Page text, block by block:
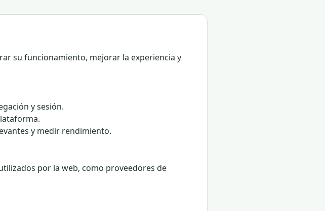
su funcionamiento, mejorar la experiencia y
y sesión.
y medir rendimiento.
por la web, como proveedores de